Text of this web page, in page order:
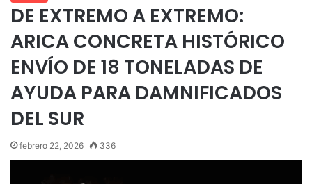
DE EXTREMO A EXTREMO:
ARICA CONCRETA HISTÓRICO
ENVÍO DE 18 TONELADAS DE
AYUDA PARA DAMNIFICADOS
DEL SUR
febrero 22, 2026 336